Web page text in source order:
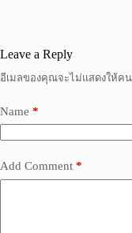
Leave a Reply
อีเมลของคุณจะไม่แสดงให้ค
Name *
Add Comment *